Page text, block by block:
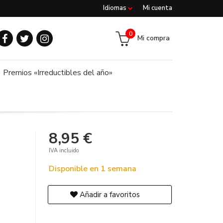
Mi cuenta
Idiomas
Mi compra
0
Premios «Irreductibles del año»
8,95 €
IVA incluido
Disponible en 1 semana
Añadir a favoritos